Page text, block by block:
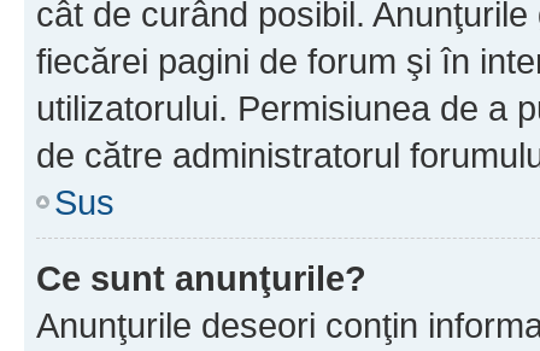
cât de curând posibil.
fiecărei pagini de forum şi în
utilizatorului. Permisiunea de a
de către administratorul
Sus
Ce sunt anunţurile?
Anunţurile deseori conţin